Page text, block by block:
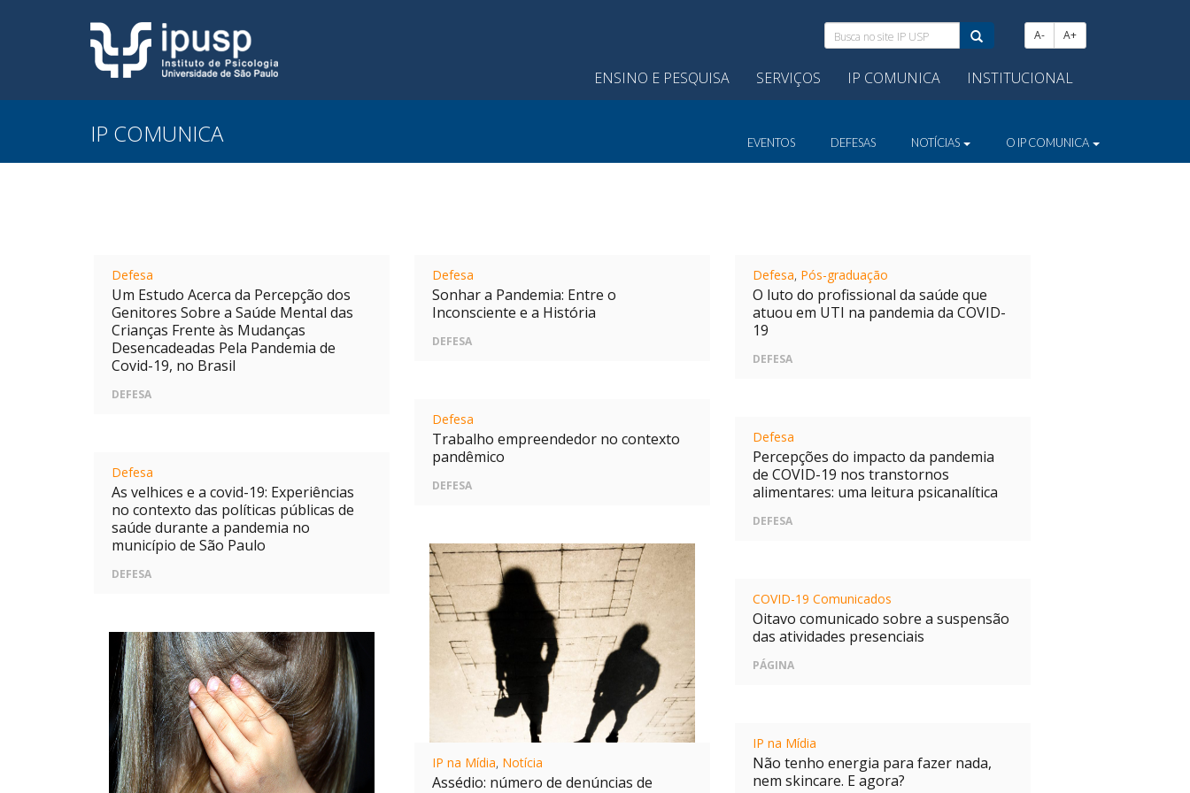
Busca
no
site
IP
A- A+
ENSINO E PESQUISA SERVIÇOS IP COMUNICA INSTITUCIONAL
IP COMUNICA EVENTOS DEFESAS NOTÍCIAS O IP COMUNICA
Defesa
Um Estudo Acerca da Percepção dos
Genitores Sobre a Saúde Mental das
Crianças Frente às Mudanças
Desencadeadas Pela Pandemia de
Covid-19, no Brasil
DEFESA
Defesa
Sonhar a Pandemia: Entre o
Inconsciente e a História
DEFESA
Defesa, Pós-graduação
O luto do profissional da saúde que
atuou em UTI na pandemia da COVID-
19
DEFESA
Defesa
Trabalho empreendedor no contexto
pandêmico
DEFESA
Defesa
Percepções do impacto da pandemia
de COVID-19 nos transtornos
alimentares: uma leitura psicanalítica
DEFESA
Defesa
As velhices e a covid-19: Experiências
no contexto das políticas públicas de
saúde durante a pandemia no
município de São Paulo
DEFESA
IP na Mídia, Notícia
Assédio: número de denúncias de
COVID-19 Comunicados
Oitavo comunicado sobre a suspensão
das atividades presenciais
PÁGINA
IP na Mídia
Não tenho energia para fazer nada,
nem skincare. E agora?